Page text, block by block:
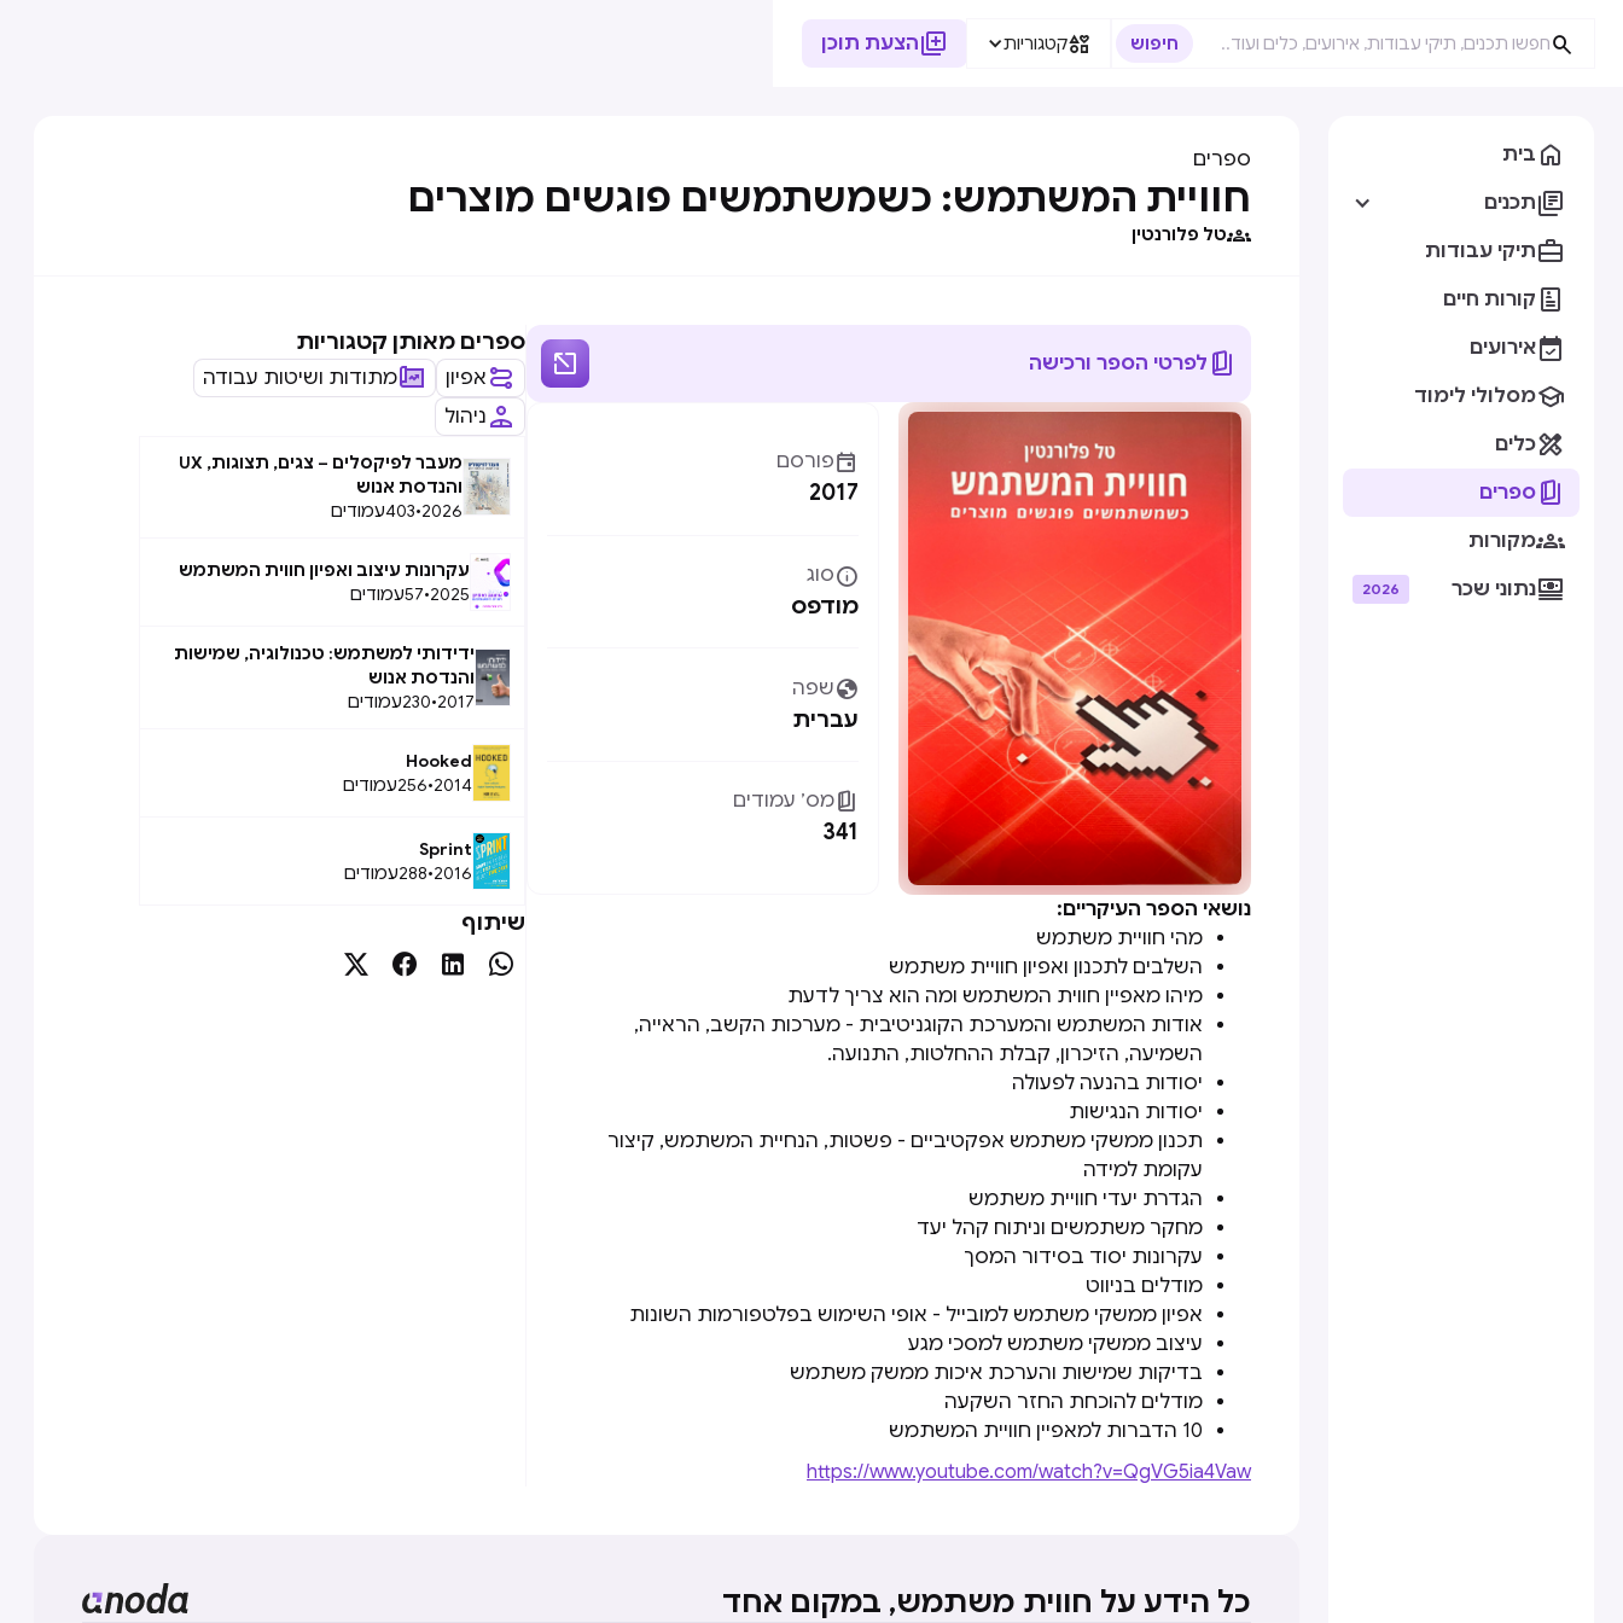

קטגוריות הצעת תוכן
 בית
תכנים
תיקי עבודות
 קורות חיים
אירועים
מסלולי לימוד
כלים
 ספרים
מקורות
נתוני שכר 2026
ספרים
חוויית המשתמש: כשמשתמשים פוגשים מוצרים
טל פלורנטין
 לפרטי הספר ורכישה 
פורסם
2017
סוג
מודפס
שפה
עברית
מס׳ עמודים
341
נושאי הספר העיקריים:
מהי חוויית משתמש
השלבים לתכנון ואפיון חוויית משתמש
מיהו מאפיין חווית המשתמש ומה הוא צריך לדעת
אודות המשתמש והמערכת הקוגניטיבית - מערכות הקשב, הראייה,
השמיעה, הזיכרון, קבלת ההחלטות, התנועה.
יסודות בהנעה לפעולה
יסודות הנגישות
תכנון ממשקי משתמש אפקטיביים - פשטות, הנחיית המשתמש, קיצור
עקומת למידה
הגדרת יעדי חוויית משתמש
מחקר משתמשים וניתוח קהל יעד
עקרונות יסוד בסידור המסך
מודלים בניווט
אפיון ממשקי משתמש למובייל - אופי השימוש בפלטפורמות השונות
עיצוב ממשקי משתמש למסכי מגע
בדיקות שמישות והערכת איכות ממשק משתמש
מודלים להוכחת החזר השקעה
10 הדברות למאפיין חוויית המשתמש
https://www.youtube.com/watch?v=QgVG5ia4Vaw
ספרים מאותן קטגוריות
אפיון
מתודות ושיטות עבודה
ניהול
מעבר לפיקסלים – צגים, תצוגות, UX
והנדסת אנוש
2026
•
403עמודים
עקרונות עיצוב ואפיון חווית המשתמש
2025
•
57עמודים
ידידותי למשתמש: טכנולוגיה, שמישות
והנדסת אנוש
2017
•
230עמודים
Hooked
2014
•
256עמודים
Sprint
2016
•
288עמודים
שיתוף




כל הידע על חווית משתמש, במקום אחד